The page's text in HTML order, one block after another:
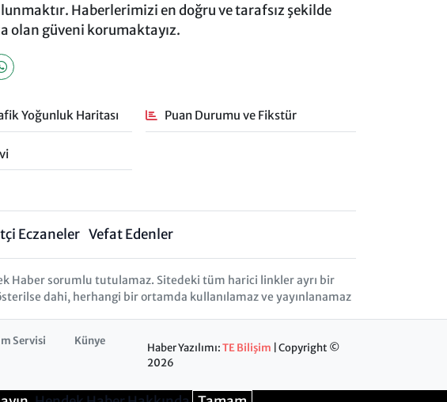
Haberlerimizi en doğru ve tarafsız şekilde
olan güveni korumaktayız.
Yoğunluk Haritası Puan Durumu ve Fikstür
Eczaneler Vefat Edenler
Haber sorumlu tutulamaz. Sitedeki tüm harici linkler ayrı bir
dahi, herhangi bir ortamda kullanılamaz ve yayınlanamaz
Servisi
Künye
Haber Yazılımı:TE Bilişim | Copyright ©
2026